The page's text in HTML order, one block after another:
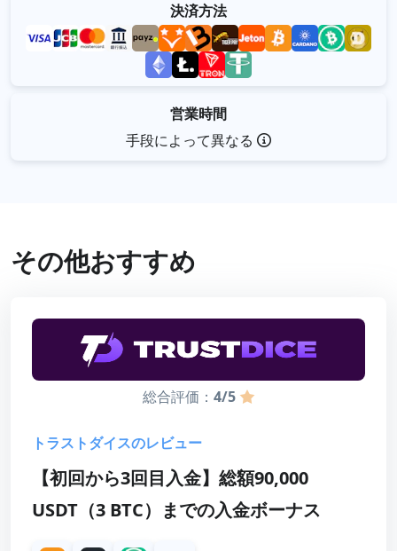
決済方法
営業時間
手段によって異なる
その他おすすめ
総合評価： 4/5
トラストダイスのレビュー
【初回から3回目入金】総額90,000
USDT（3 BTC）までの入金ボーナス